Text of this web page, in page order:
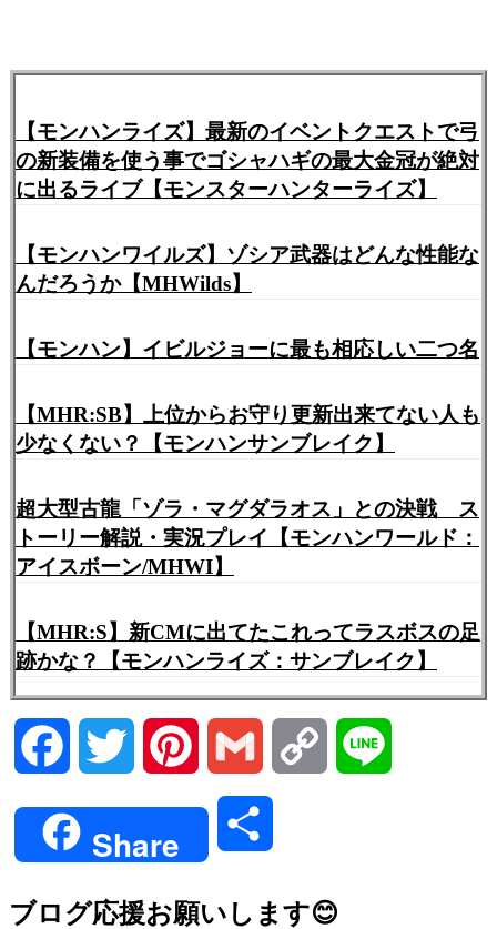
【モンハンライズ】最新のイベントクエストで弓
の新装備を使う事でゴシャハギの最大金冠が絶対
に出るライブ【モンスターハンターライズ】
【モンハンワイルズ】ゾシア武器はどんな性能な
んだろうか【MHWilds】
【モンハン】イビルジョーに最も相応しい二つ名
【MHR:SB】上位からお守り更新出来てない人も
少なくない？【モンハンサンブレイク】
超大型古龍「ゾラ・マグダラオス」との決戦 ス
トーリー解説・実況プレイ【モンハンワールド：
アイスボーン/MHWI】
【MHR:S】新CMに出てたこれってラスボスの足
跡かな？【モンハンライズ：サンブレイク】
Facebook Twitter Pinterest Gmail Copy
Share
ブログ応援お願いします😊